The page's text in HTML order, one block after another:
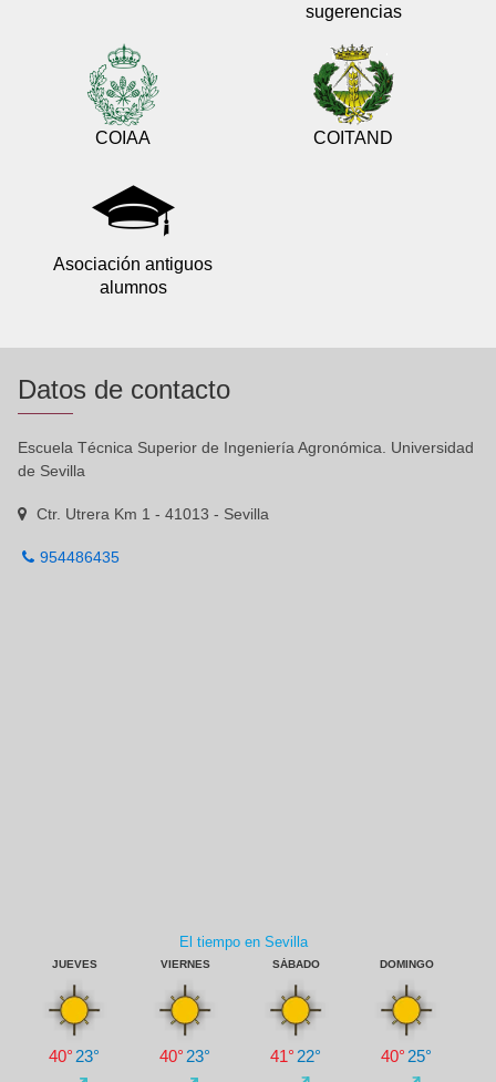
sugerencias
COIAA COITAND
Asociación antiguos
alumnos
Datos de contacto
Escuela Técnica Superior de Ingeniería Agronómica. Universidad
de Sevilla
Ctr. Utrera Km 1 - 41013 - Sevilla
954486435